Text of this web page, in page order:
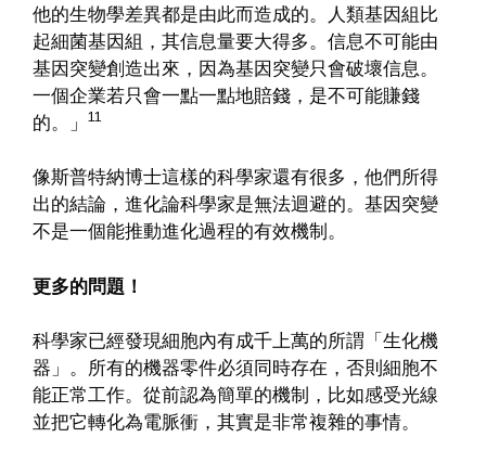
他的生物學差異都是由此而造成的。人類基因組比
起細菌基因組，其信息量要大得多。信息不可能由
基因突變創造出來，因為基因突變只會破壞信息。
一個企業若只會一點一點地賠錢，是不可能賺錢
的。」
11
像斯普特納博士這樣的科學家還有很多，他們所得
出的結論，進化論科學家是無法迴避的。基因突變
不是一個能推動進化過程的有效機制。
更多的問題！
科學家已經發現細胞內有成千上萬的所謂「生化機
器」。所有的機器零件必須同時存在，否則細胞不
能正常工作。從前認為簡單的機制，比如感受光線
並把它轉化為電脈衝，其實是非常複雜的事情。